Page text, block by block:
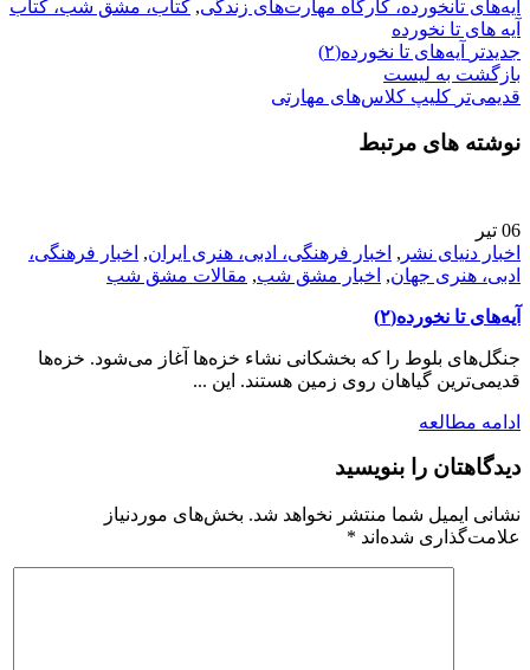
آیه‌های تانخورده، کارگاه مهارت‌های زندگی, کتاب، مشق شب، کتاب
آیه های تا نخورده
جدیدتر
آیه‌های تا نخورده(۲)
بازگشت بە لیست
قدیمی‌تر کلیپ کلاس‌های مهارتی
نوشته های مرتبط
06 تیر
اخبار دنیای نشر , اخبار فرهنگی، ادبی، هنری ایران, اخبار فرهنگی،
ادبی، هنری جهان, اخبار مشق شب, مقالات مشق شب
آیه‌های تا نخورده(۲)
جنگل‌های بلوط را که بخشکانی نشاء خزه‌ها آغاز می‌شود. خزه‌ها
قدیمی‌ترین گیاهان روی زمین هستند. این ...
ادامه مطالعه
دیدگاهتان را بنویسید
نشانی ایمیل شما منتشر نخواهد شد. بخش‌های موردنیاز
علامت‌گذاری شده‌اند *